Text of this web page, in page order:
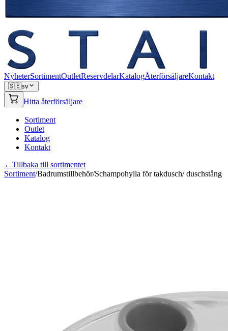
NyheterSortimentOutletReservdelarKatalogÅterförsäljareKontakt
🇸🇪sv
Hitta återförsäljare
Sortiment
Outlet
Katalog
Kontakt
←Tillbaka till sortimentet
Sortiment/Badrumstillbehör/Schampohylla för takdusch/ duschstång